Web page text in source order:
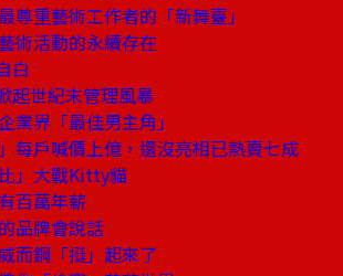
尊重藝術工作者的「新舞臺」
術活動的永續存在
白
起世紀末管理風暴
業界「最佳男主角」
每戶喊價上億，還沒亮相已熱賣七成
」大戰Kitty貓
百萬年薪
品牌會說話
而鋼「挺」起來了